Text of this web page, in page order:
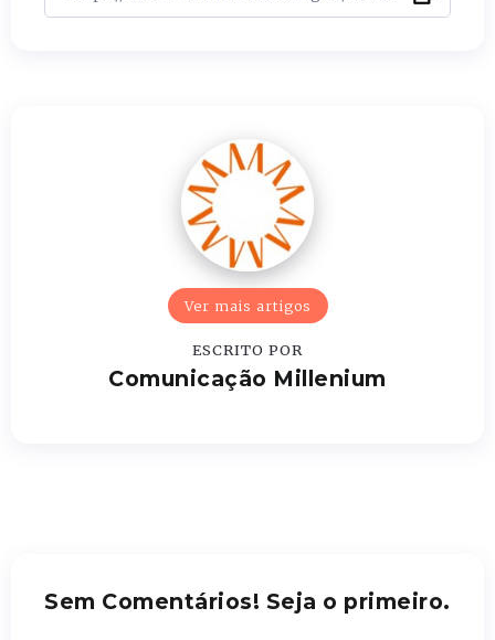
Ver mais artigos
ESCRITO POR
Comunicação Millenium
Sem Comentários! Seja o primeiro.